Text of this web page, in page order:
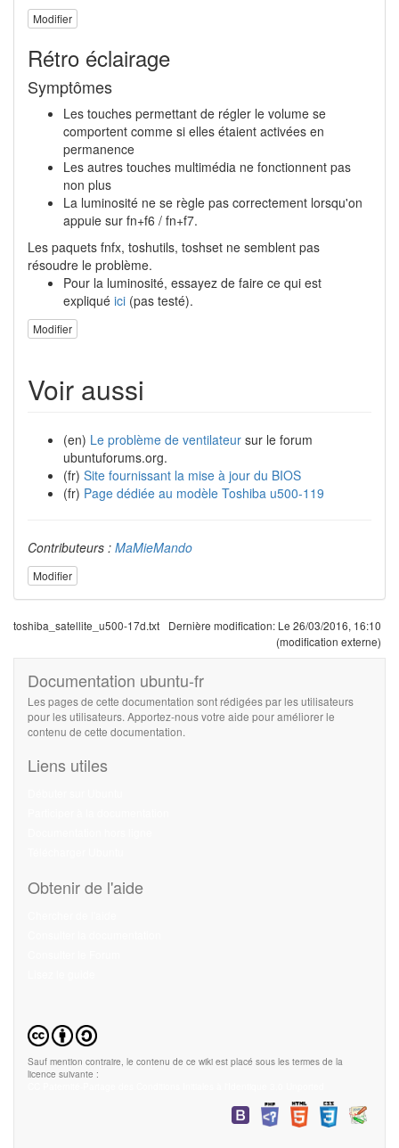
Modifier
Rétro éclairage
Symptômes
Les touches permettant de régler le volume se
comportent comme si elles étaient activées en
permanence
Les autres touches multimédia ne fonctionnent pas
non plus
La luminosité ne se règle pas correctement lorsqu'on
appuie sur fn+f6 / fn+f7.
Les paquets fnfx, toshutils, toshset ne semblent pas
résoudre le problème.
Pour la luminosité, essayez de faire ce qui est
expliqué ici (pas testé).
Modifier
Voir aussi
(en) Le problème de ventilateur sur le forum
ubuntuforums.org.
(fr) Site fournissant la mise à jour du BIOS
(fr) Page dédiée au modèle Toshiba u500-119
Contributeurs : MaMieMando
Modifier
toshiba_satellite_u500-17d.txt Dernière modification: Le 26/03/2016, 16:10
(modification externe)
Documentation ubuntu-fr
Les pages de cette documentation sont rédigées par les utilisateurs
pour les utilisateurs. Apportez-nous votre aide pour améliorer le
contenu de cette documentation.
Liens utiles
Obtenir de l'aide
Sauf mention contraire, le contenu de ce wiki est placé sous les termes de la
licence suivante :